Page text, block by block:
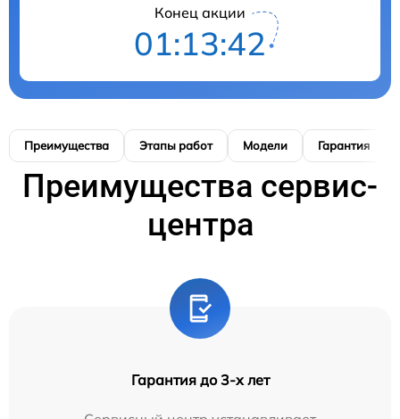
Конец акции
01:13:41
Преимущества Этапы работ Модели Гарантия
Преимущества сервис-
центра
Гарантия до 3-х лет